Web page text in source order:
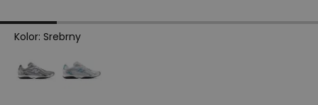
Kolor: Srebrny